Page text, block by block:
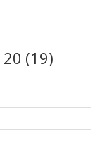
(19)